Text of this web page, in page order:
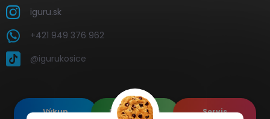
iguru.sk
+421 949 376 962
@igurukosice
Výkup
Renovované
Servis